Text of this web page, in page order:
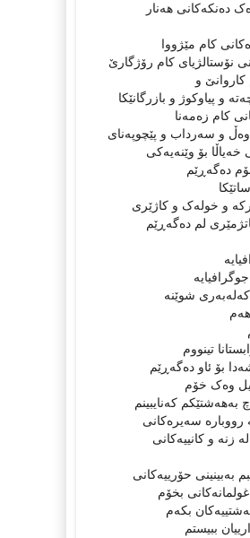
دەنکەکانى هەنار
کام مێژووا
نۆستالژیاى کام رۆژگارێ
کاروانێ و
و پیاوکوژ و بازرگانێکا
کام زەمەنا
و سەرداب و پێچوپەناى
بۆ وێنەیەکى
دەگەڕێم
و خولەک و کاژێرى
لم دەگەڕێم
شوێنە
تینووم
بۆ ئاو دەگەڕێم
وەک خۆم
کەنایبینم
رووبارە سەیرەکانى
لە زنە و کانییەکانى
بەبینینى حۆرییەکانى
بخۆم
بکەم
ببیستم